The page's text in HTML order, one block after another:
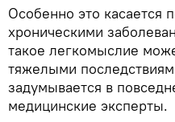
Особенно это касается
хроническими
такое легкомыслие
тяжелыми
задумывается в
медицинские эксперты.